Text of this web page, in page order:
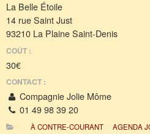
La Belle Étoile
14 rue Saint Just
93210 La Plaine Saint-Denis
COÛT :
30€
CONTACT :
Compagnie Jolie Môme
01 49 98 39 20
À CONTRE-COURANT
AGENDA